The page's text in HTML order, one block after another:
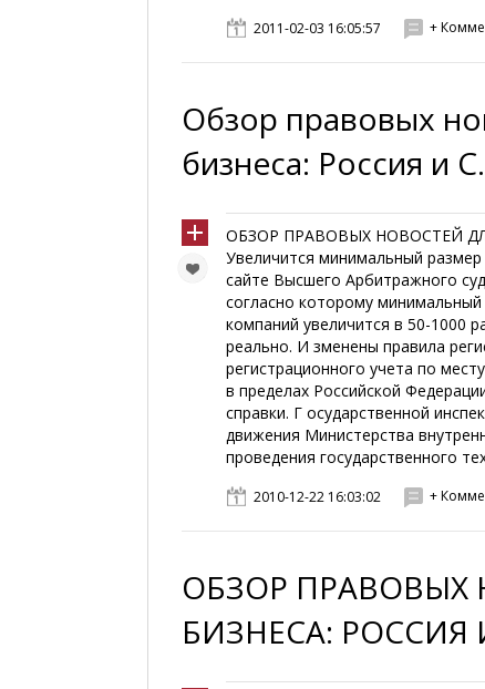
2011-02-03 16:05:57 +
Обзор правовых
бизнеса: Россия и
ОБЗОР ПРАВОВЫХ НОВОСТЕЙ
Увеличится минимальный
сайте Высшего Арбитражного
согласно которому минимальный
компаний увеличится в 50-1000
реально. И зменены правила
регистрационного учета по
в пределах Российской
справки. Г осударственной
движения Министерства
проведения государственного
2010-12-22 16:03:02 +
ОБЗОР ПРАВОВЫХ
БИЗНЕСА: РОССИЯ